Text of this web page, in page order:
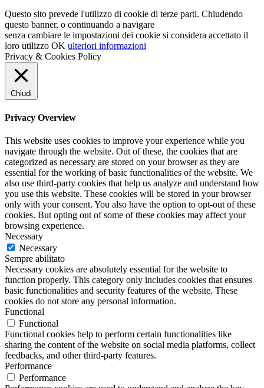
Questo sito prevede l'utilizzo di cookie di terze parti. Chiudendo
questo banner, o continuando a navigare
senza cambiare le impostazioni dei cookie si considera accettato il
loro utilizzo OK ulteriori informazioni
Privacy & Cookies Policy
Chiudi
Privacy Overview
This website uses cookies to improve your experience while you
navigate through the website. Out of these, the cookies that are
categorized as necessary are stored on your browser as they are
essential for the working of basic functionalities of the website. We
also use third-party cookies that help us analyze and understand how
you use this website. These cookies will be stored in your browser
only with your consent. You also have the option to opt-out of these
cookies. But opting out of some of these cookies may affect your
browsing experience.
Necessary
Necessary
Sempre abilitato
Necessary cookies are absolutely essential for the website to
function properly. This category only includes cookies that ensures
basic functionalities and security features of the website. These
cookies do not store any personal information.
Functional
Functional
Functional cookies help to perform certain functionalities like
sharing the content of the website on social media platforms, collect
feedbacks, and other third-party features.
Performance
Performance